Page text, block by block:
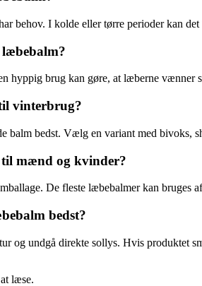
behov. I kolde eller tørre perioder kan
brug kan gøre, at læberne vænner
vinterbrug?
balm bedst. Vælg en variant med bivoks,
mænd og kvinder?
De fleste læbebalmer kan bruges
bedst?
og undgå direkte sollys. Hvis produktet
læse.